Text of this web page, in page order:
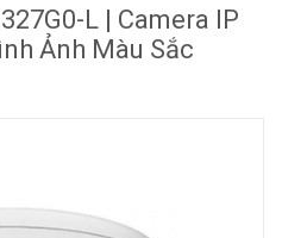
L | Camera IP
Ảnh Màu Sắc